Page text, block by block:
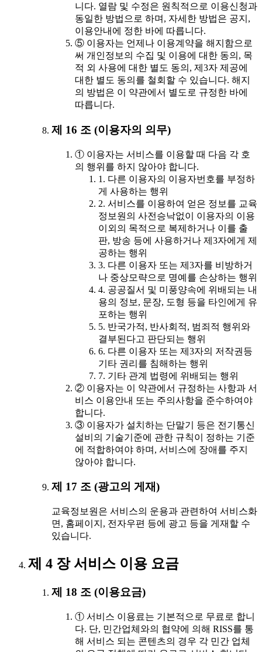
니다. 열람 및 수정은 원칙적으로 이용신청과
동일한 방법으로 하며, 자세한 방법은 공지,
이용안내에 정한 바에 따릅니다.
⑤ 이용자는 언제나 이용계약을 해지함으로
써 개인정보의 수집 및 이용에 대한 동의, 목
적 외 사용에 대한 별도 동의, 제3자 제공에
대한 별도 동의를 철회할 수 있습니다. 해지
의 방법은 이 약관에서 별도로 규정한 바에
따릅니다.
제 16 조 (이용자의 의무)
① 이용자는 서비스를 이용할 때 다음 각 호
의 행위를 하지 않아야 합니다.
1. 다른 이용자의 이용자번호를 부정하
게 사용하는 행위
2. 서비스를 이용하여 얻은 정보를 교육
정보원의 사전승낙없이 이용자의 이용
이외의 목적으로 복제하거나 이를 출
판, 방송 등에 사용하거나 제3자에게 제
공하는 행위
3. 다른 이용자 또는 제3자를 비방하거
나 중상모략으로 명예를 손상하는 행위
4. 공공질서 및 미풍양속에 위배되는 내
용의 정보, 문장, 도형 등을 타인에게 유
포하는 행위
5. 반국가적, 반사회적, 범죄적 행위와
결부된다고 판단되는 행위
6. 다른 이용자 또는 제3자의 저작권등
기타 권리를 침해하는 행위
7. 기타 관계 법령에 위배되는 행위
② 이용자는 이 약관에서 규정하는 사항과 서
비스 이용안내 또는 주의사항을 준수하여야
합니다.
③ 이용자가 설치하는 단말기 등은 전기통신
설비의 기술기준에 관한 규칙이 정하는 기준
에 적합하여야 하며, 서비스에 장애를 주지
않아야 합니다.
제 17 조 (광고의 게재)
교육정보원은 서비스의 운용과 관련하여 서비스화
면, 홈페이지, 전자우편 등에 광고 등을 게재할 수
있습니다.
제 4 장 서비스 이용 요금
제 18 조 (이용요금)
① 서비스 이용료는 기본적으로 무료로 합니
다. 단, 민간업체와의 협약에 의해 RISS를 통
해 서비스 되는 콘텐츠의 경우 각 민간 업체